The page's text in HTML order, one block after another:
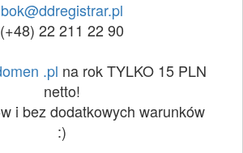
bok@ddregistrar.pl
(+48) 22 211 22 90
.pl na rok TYLKO 15 PLN
netto!
i bez dodatkowych warunków
:)